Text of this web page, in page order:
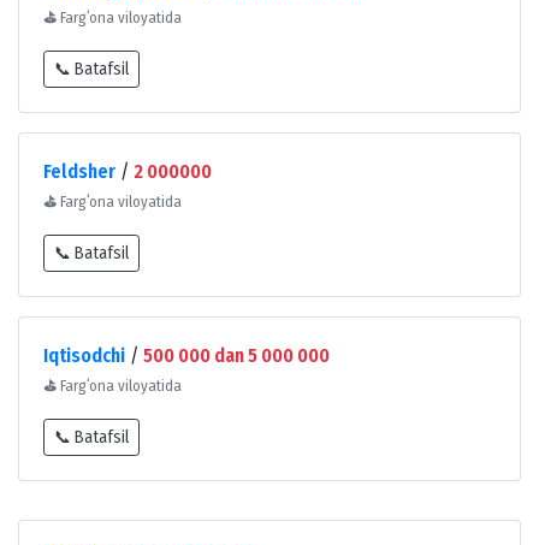
⛳ Fargʻona viloyatida
📞 Batafsil
Feldsher / 2 000000
⛳ Fargʻona viloyatida
📞 Batafsil
Iqtisodchi / 500 000 dan 5 000 000
⛳ Fargʻona viloyatida
📞 Batafsil